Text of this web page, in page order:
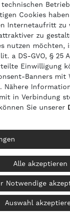
sind inkl.
widerrufen
Cookies
Internetaufritt zu
zu
nutzen möchten,
a DS-GVO, § 25
Einwilligung
Banners mit
in Verbindung
Sie unserer
Alle akzeptieren
Notwendige
Auswahl